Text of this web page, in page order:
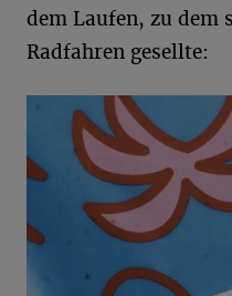
dem Laufen, zu dem
Radfahren gesellte: